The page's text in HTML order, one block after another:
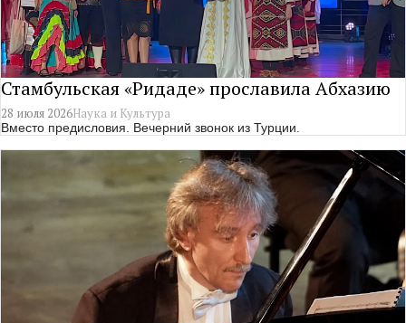
Стамбульская «Ридаде» прославила Абхазию
28 июля 2026Наука и Культура
Вместо предисловия. Вечерний звонок из Турции.